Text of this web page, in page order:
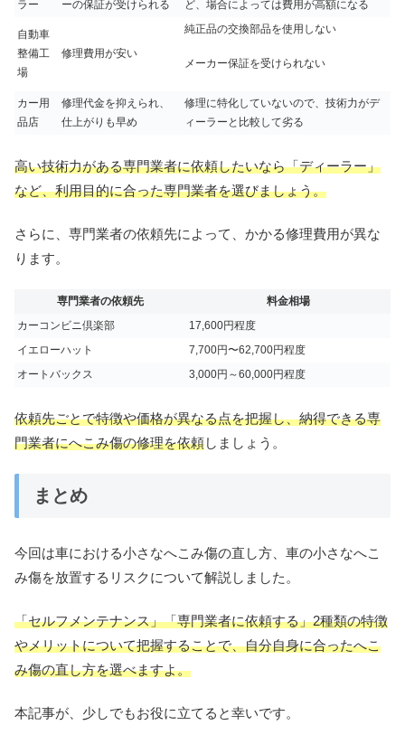
ラー ーの保証が受けられる ど、場合によっては費用が高額になる
自動車
整備工
場
修理費用が安い
純正品の交換部品を使用しない
メーカー保証を受けられない
カー用
品店
修理代金を抑えられ、
仕上がりも早め
修理に特化していないので、技術力がデ
ィーラーと比較して劣る
高い技術力がある専門業者に依頼したいなら「ディーラー」
など、利用目的に合った専門業者を選びましょう。
さらに、専門業者の依頼先によって、かかる修理費用が異な
ります。
専門業者の依頼先
料金相場
カーコンビニ倶楽部
17,600円程度
イエローハット
7,700円〜62,700円程度
オートバックス
3,000円～60,000円程度
依頼先ごとで特徴や価格が異なる点を把握し、納得できる専
門業者にへこみ傷の修理を依頼しましょう。
まとめ
今回は車における小さなへこみ傷の直し方、車の小さなへこ
み傷を放置するリスクについて解説しました。
「セルフメンテナンス」「専門業者に依頼する」2種類の特徴
やメリットについて把握することで、自分自身に合ったへこ
み傷の直し方を選べますよ。
本記事が、少しでもお役に立てると幸いです。